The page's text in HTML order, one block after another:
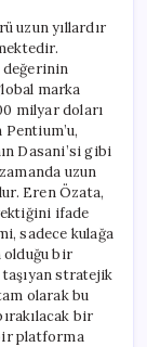
uzun yıllardır
değerinin
marka
milyar doları
Dasani’si gibi
uzun
Eren Özata,
ifade
sadece kulağa
olduğu bir
taşıyan stratejik
olarak bu
bir
platforma